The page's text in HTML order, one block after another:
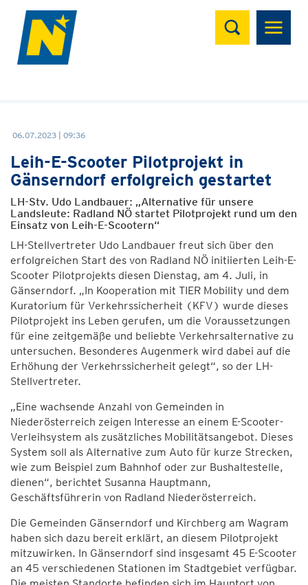
Suchen
06.07.2023 | 09:36
Leih-E-Scooter Pilotprojekt in
Gänserndorf erfolgreich gestartet
LH-Stv. Udo Landbauer: „Alternative für unsere
Landsleute: Radland NÖ startet Pilotprojekt rund um den
Einsatz von Leih-E-Scootern“
LH-Stellvertreter Udo Landbauer freut sich über den
erfolgreichen Start des von Radland NÖ initiierten Leih-E-
Scooter Pilotprojekts diesen Dienstag, am 4. Juli, in
Gänserndorf. „In Kooperation mit TIER Mobility und dem
Kuratorium für Verkehrssicherheit (KFV) wurde dieses
Pilotprojekt ins Leben gerufen, um die Voraussetzungen
für eine zeitgemäße und beliebte Verkehrsalternative zu
untersuchen. Besonderes Augenmerk wird dabei auf die
Erhöhung der Verkehrssicherheit gelegt“, so der LH-
Stellvertreter.
„Eine wachsende Anzahl von Gemeinden in
Niederösterreich zeigen Interesse an einem E-Scooter-
Verleihsystem als zusätzliches Mobilitätsangebot. Dieses
System soll als Alternative zum Auto für kurze Strecken,
wie zum Beispiel zum Bahnhof oder zur Bushaltestelle,
dienen“, berichtet Susanna Hauptmann,
Geschäftsführerin von Radland Niederösterreich.
Die Gemeinden Gänserndorf und Kirchberg am Wagram
haben sich dazu bereit erklärt, an diesem Pilotprojekt
mitzuwirken. In Gänserndorf sind insgesamt 45 E-Scooter
an 45 verschiedenen Stationen im Stadtgebiet verfügbar.